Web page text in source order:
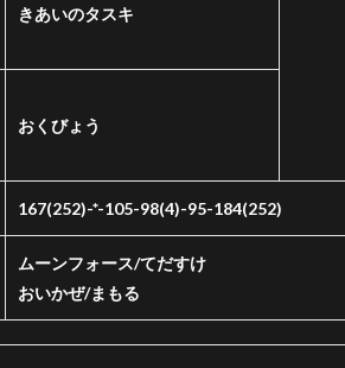
きあいのタスキ
おくびょう
167(252)-*-105-98(4)-95-184(252)
ムーンフォース/てだすけ
おいかぜ/まもる